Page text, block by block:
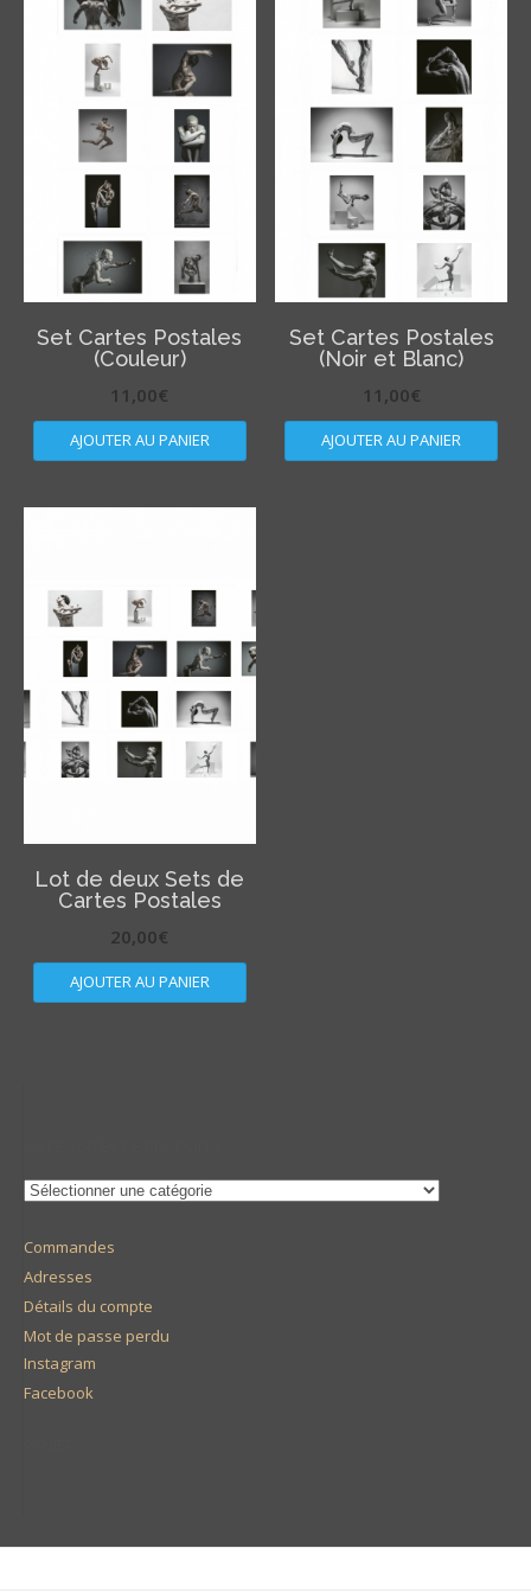
Set Cartes Postales
(Couleur)
11,00€
AJOUTER AU PANIER
Set Cartes Postales
(Noir et Blanc)
11,00€
AJOUTER AU PANIER
Lot de deux Sets de
Cartes Postales
20,00€
AJOUTER AU PANIER
Commandes
Adresses
Détails du compte
Mot de passe perdu
Instagram
Facebook